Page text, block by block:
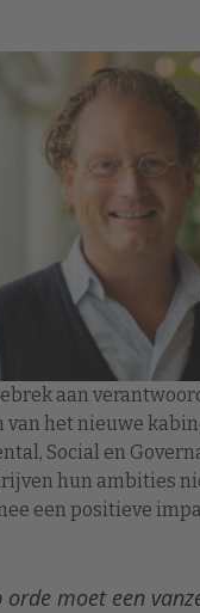
aan
van het nieuwe
Social en
hun ambities
een positieve
orde moet een